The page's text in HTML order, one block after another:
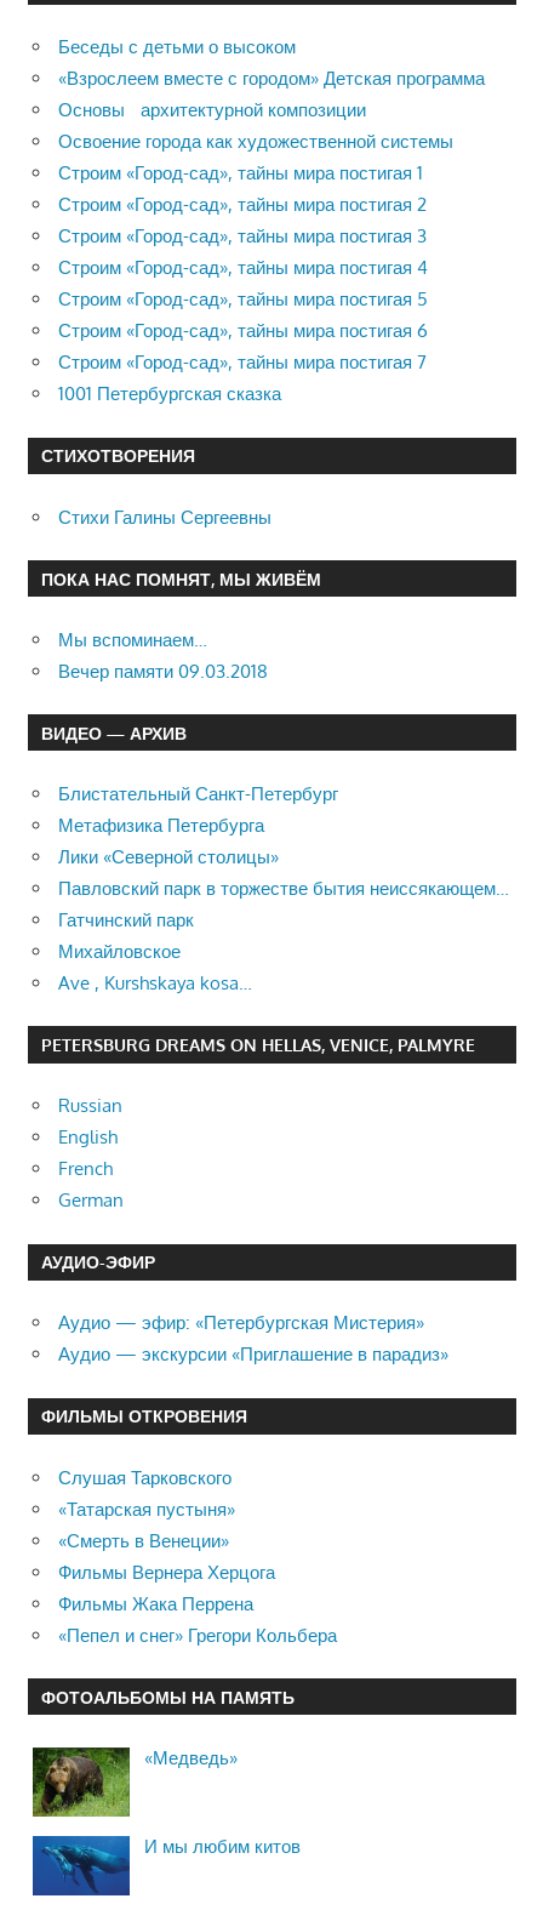
Беседы с детьми о высоком
«Взрослеем вместе с городом» Детская программа
Основы архитектурной композиции
Освоение города как художественной системы
Строим «Город-сад», тайны мира постигая 1
Строим «Город-сад», тайны мира постигая 2
Строим «Город-сад», тайны мира постигая 3
Строим «Город-сад», тайны мира постигая 4
Строим «Город-сад», тайны мира постигая 5
Строим «Город-сад», тайны мира постигая 6
Строим «Город-сад», тайны мира постигая 7
1001 Петербургская сказка
СТИХОТВОРЕНИЯ
Стихи Галины Сергеевны
ПОКА НАС ПОМНЯТ, МЫ ЖИВЁМ
Мы вспоминаем…
Вечер памяти 09.03.2018
ВИДЕО — АРХИВ
Блистательный Санкт-Петербург
Метафизика Петербурга
Лики «Северной столицы»
Павловский парк в торжестве бытия неиссякающем…
Гатчинский парк
Михайловское
Ave , Kurshskaya kosa…
PETERSBURG DREAMS ON HELLAS, VENICE, PALMYRE
Russian
English
French
German
АУДИО-ЭФИР
Аудио — эфир: «Петербургская Мистерия»
Аудио — экскурсии «Приглашение в парадиз»
ФИЛЬМЫ ОТКРОВЕНИЯ
Слушая Тарковского
«Татарская пустыня»
«Смерть в Венеции»
Фильмы Вернера Херцога
Фильмы Жака Перрена
«Пепел и снег» Грегори Кольбера
ФОТОАЛЬБОМЫ НА ПАМЯТЬ
«Медведь»
И мы любим китов